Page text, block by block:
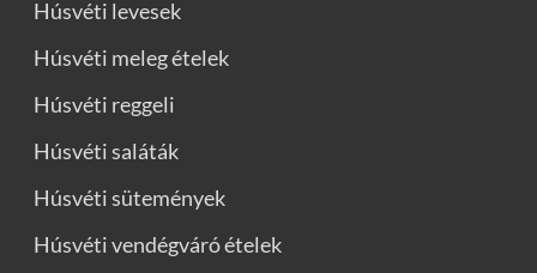
Húsvéti levesek
Húsvéti meleg ételek
Húsvéti reggeli
Húsvéti saláták
Húsvéti sütemények
Húsvéti vendégváró ételek